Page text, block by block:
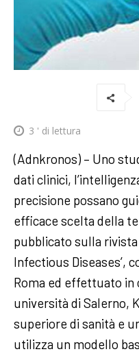
3 ' di lettura
(Adnkronos) – Uno
dati clinici,
precisione possano
efficace scelta della
pubblicato sulla
Infectious Diseases’,
Roma ed effettuato in
università di Salerno,
superiore di sanità e
utilizza un modello